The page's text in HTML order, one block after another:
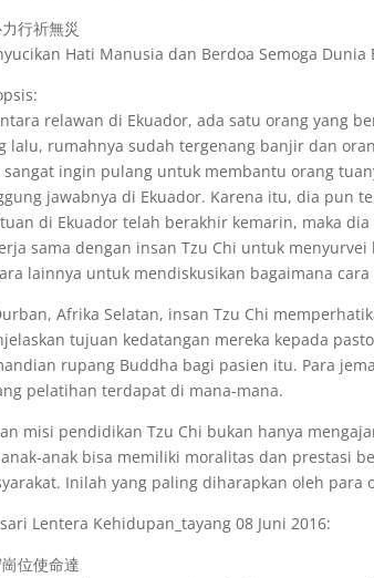
行祈無災
Hati Manusia dan Berdoa Semoga Dunia
relawan di Ekuador, ada satu orang yang
lalu, rumahnya sudah tergenang banjir dan
sangat ingin pulang untuk membantu orang
jawabnya di Ekuador. Karena itu, dia pun
di Ekuador telah berakhir kemarin, maka
sama dengan insan Tzu Chi untuk
lainnya untuk mendiskusikan bagaimana
Afrika Selatan, insan Tzu Chi
tujuan kedatangan mereka kepada
rupang Buddha bagi pasien itu. Para
pelatihan terdapat di mana-mana.
misi pendidikan Tzu Chi bukan hanya
anak-anak bisa memiliki moralitas dan prestasi
Inilah yang paling diharapkan oleh para
Lentera Kehidupan_tayang 08 Juni 2016:
位使命達